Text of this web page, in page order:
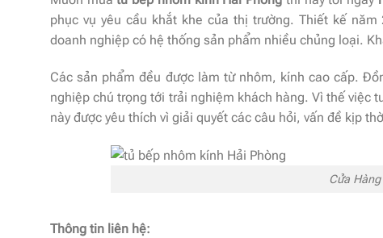
phục vụ yêu cầu khắt khe của thị trường. Thiết kế
doanh nghiệp có hệ thống sản phẩm nhiều chủng loại.
Các sản phẩm đều được làm từ nhôm, kính cao cấp.
nghiệp chú trọng tới trải nghiệm khách hàng. Vì thế việc
này được yêu thích vì giải quyết các câu hỏi, vấn đề kịp
Cửa
Thông tin liên hệ: